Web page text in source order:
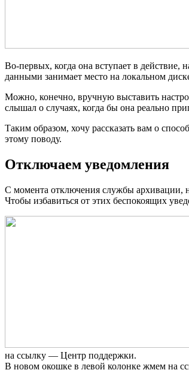
Во-первых, когда она вступает в
данными занимает место на локальном
Можно, конечно, вручную выставить
слышал о случаях, когда бы она реально
Таким образом, хочу рассказать вам о
этому поводу.
Отключаем уведомления
С момента отключения службы архивации,
Чтобы избавиться от этих беспокоящих
на ссылку — Центр поддержки.
В новом окошке в левой колонке жмем на